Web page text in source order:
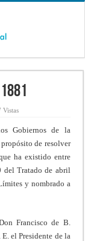
Vistas
Gobiernos de la
de resolver
ha existido entre
del Tratado de abril
y nombrado a
Francisco de B.
el Presidente de la